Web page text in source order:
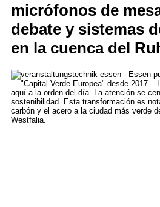
micrófonos de
debate y sistemas
en la cuenca del